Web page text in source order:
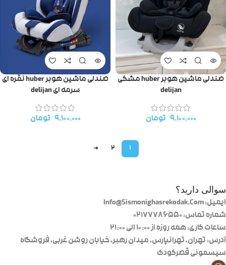
صندلی ماشین هوبر huber مشکی
delijan
۹.۱۰۰.۰۰۰ تومان
صندلی ماشین هوبر huber نقره ای
سرمه ای delijan
۹.۱۰۰.۰۰۰ تومان
1
2
→
سوالی دارید؟
ایمیل: Info@Sismonighasrekodak.Com
شماره تماس: 02177786550
ساعات کاری: همه روزه از ۱۰:۰۰ الی ۲۱:۰۰
آدرس: تهران، تهرانپارس، میدان رهبر، خیابان روشن غربی، فروشگاه
سیسمونی قصرکودک